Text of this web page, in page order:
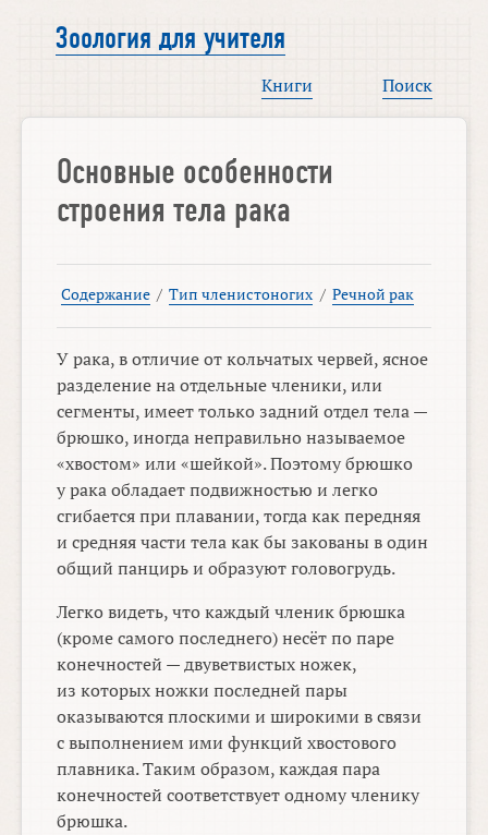
Зоология для учителя
Книги Поиск
Основные особенности
строения тела рака
Содержание / Тип членистоногих / Речной рак
У рака, в отличие от кольчатых червей, ясное
разделение на отдельные членики, или
сегменты, имеет только задний отдел тела —
брюшко, иногда неправильно называемое
«хвостом» или «шейкой». Поэтому брюшко
у рака обладает подвижностью и легко
сгибается при плавании, тогда как передняя
и средняя части тела как бы закованы в один
общий панцирь и образуют головогрудь.
Легко видеть, что каждый членик брюшка
(кроме самого последнего) несёт по паре
конечностей — двуветвистых ножек,
из которых ножки последней пары
оказываются плоскими и широкими в связи
с выполнением ими функций хвостового
плавника. Таким образом, каждая пара
конечностей соответствует одному членику
брюшка.